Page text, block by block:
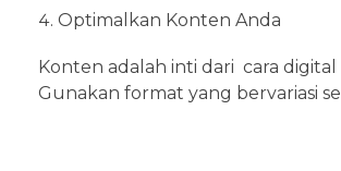
Optimalkan Konten Anda
Konten adalah inti dari cara
Gunakan format yang bervariasi